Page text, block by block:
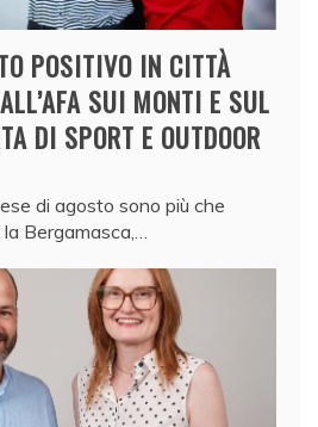
POSITIVO IN CITTÀ
SUI MONTI E SUL
DI SPORT E OUTDOOR
di agosto sono più che
Bergamasca,…